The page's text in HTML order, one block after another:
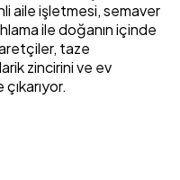
aile işletmesi, semaver
ile doğanın içinde
taze
zincirini ve ev